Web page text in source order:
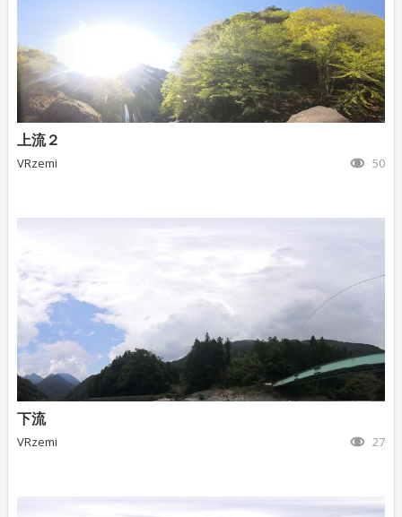
上流２
VRzemi 50
下流
VRzemi 27